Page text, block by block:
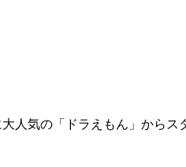
人気の「ドラえもん」からス